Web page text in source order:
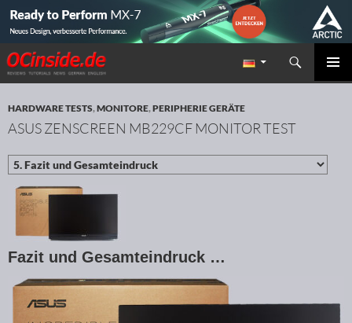
Redaktion ocinside.de PC Hardware Portal
Suchen
ZUM INHALT SPRINGEN
HARDWARE TESTS,MONITORE,PERIPHERIE GERÄTE
ASUS ZENSCREEN MB229CF MONITOR TEST
Fazit und Gesamteindruck …